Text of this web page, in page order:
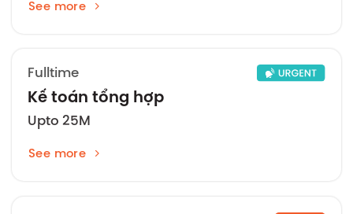
See more
Fulltime
Kế toán tổng hợp
Upto 25M
See more